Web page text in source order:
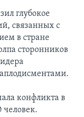
глубокое
связанных с
в стране
сторонников
конфликта в